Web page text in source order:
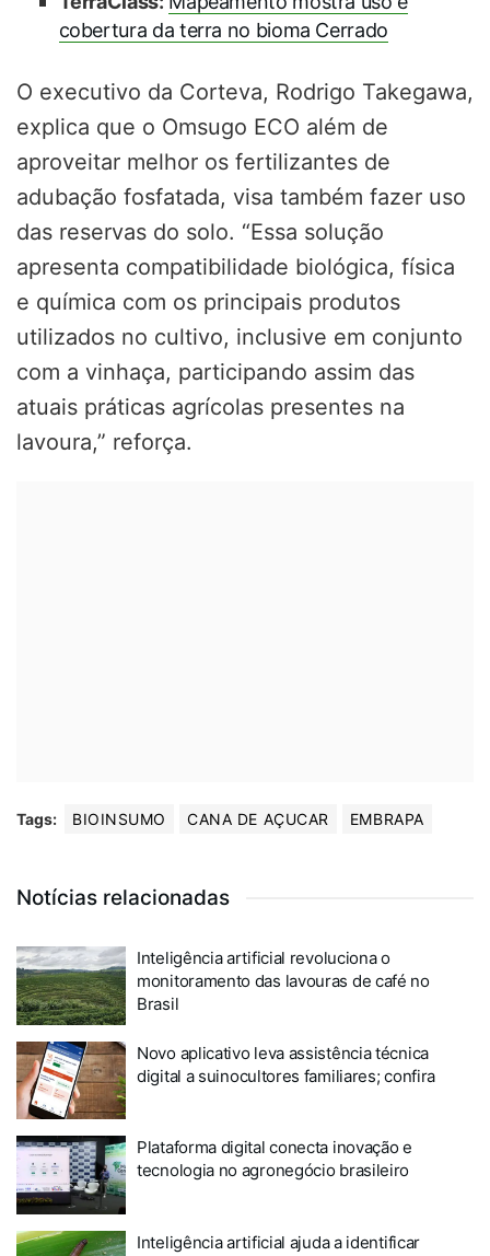
cobertura da terra no bioma Cerrado
O executivo da Corteva, Rodrigo Takegawa,
explica que o Omsugo ECO além de
aproveitar melhor os fertilizantes de
adubação fosfatada, visa também fazer uso
das reservas do solo. “Essa solução
apresenta compatibilidade biológica, física
e química com os principais produtos
utilizados no cultivo, inclusive em conjunto
com a vinhaça, participando assim das
atuais práticas agrícolas presentes na
lavoura,” reforça.
Tags: BIOINSUMO CANA DE AÇUCAR EMBRAPA
Notícias relacionadas
Inteligência artificial revoluciona o
monitoramento das lavouras de café no
Brasil
Novo aplicativo leva assistência técnica
digital a suinocultores familiares; confira
Plataforma digital conecta inovação e
tecnologia no agronegócio brasileiro
Inteligência artificial ajuda a identificar